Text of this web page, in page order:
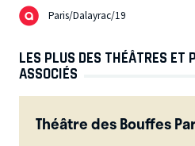
Paris/Dalayrac/19
LES PLUS DES THÉÂTRES ET
ASSOCIÉS
Théâtre des Bouffes